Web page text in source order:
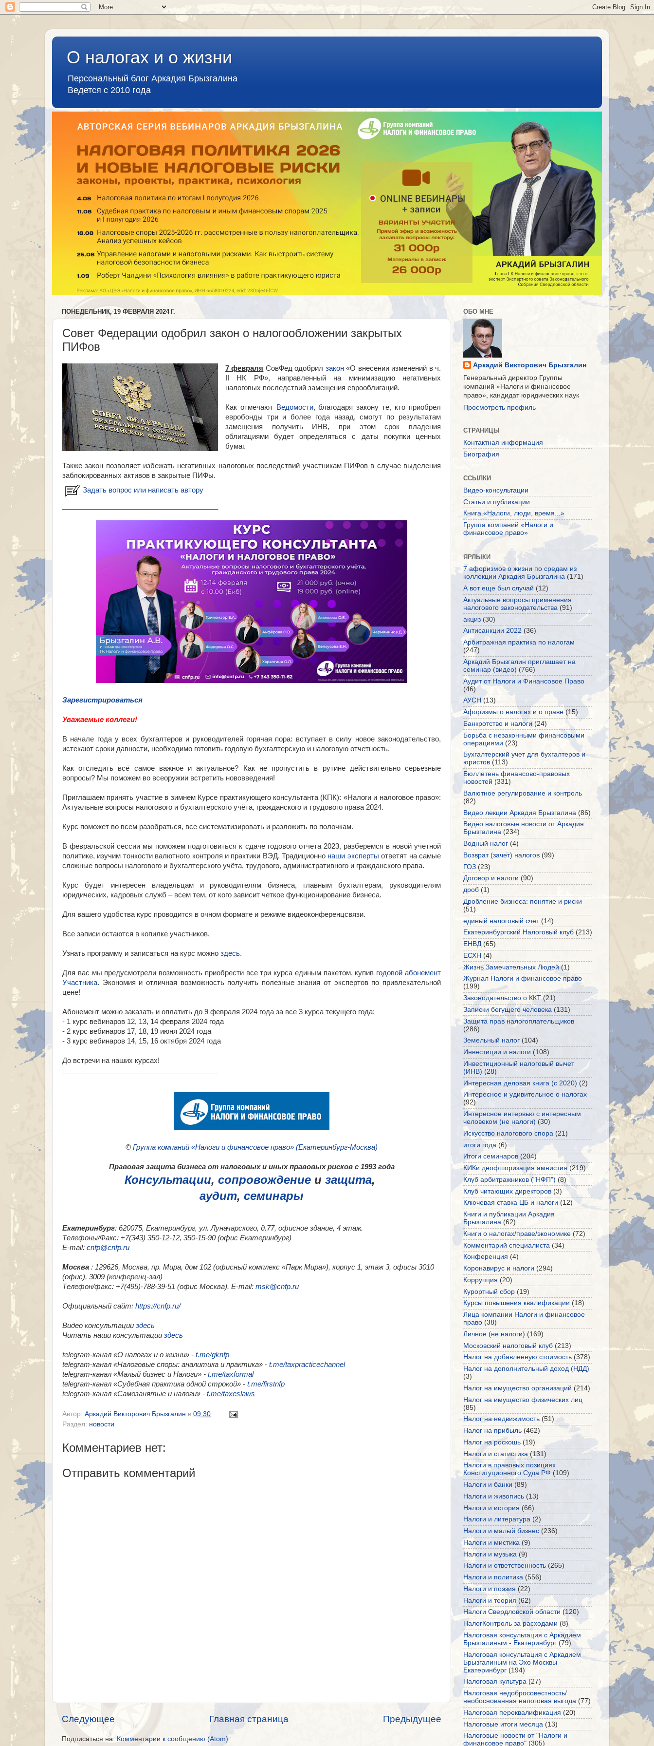
О налогах и о жизни
Персональный блог Аркадия Брызгалина
Ведется с 2010 года
ПОНЕДЕЛЬНИК, 19 ФЕВРАЛЯ 2024 Г.
Совет Федерации одобрил закон о налогообложении закрытых
ПИФов
7 февраля СовФед одобрил закон«О внесении изменений в ч.
II НК РФ», направленный на минимизацию негативных
налоговых последствий замещения еврооблигаций.
Как отмечают Ведомости, благодаря закону те, кто приобрел
евробонды три и более года назад, смогут по результатам
замещения получить ИНВ, при этом срок владения
облигациями будет определяться с даты покупки ценных
бумаг.
Также закон позволяет избежать негативных налоговых последствий участникам ПИФов в случае выделения
заблокированных активов в закрытые ПИФы.
Задать вопрос или написать автору
Зарегистрироваться
Уважаемые коллеги!
В начале года у всех бухгалтеров и руководителей горячая пора: вступает в силу новое законодательство,
истекают сроки давности, необходимо готовить годовую бухгалтерскую и налоговую отчетность.
Как отследить всё самое важное и актуальное? Как не пропустить в рутине действительно серьезные
вопросы? Мы поможем во всеоружии встретить нововведения!
Приглашаем принять участие в зимнем Курсе практикующего консультанта (КПК): «Налоги и налоговое право»:
Актуальные вопросы налогового и бухгалтерского учёта, гражданского и трудового права 2024.
Курс поможет во всем разобраться, все систематизировать и разложить по полочкам.
В февральской сессии мы поможем подготовиться к сдаче годового отчета 2023, разберемся в новой учетной
политике, изучим тонкости валютного контроля и практики ВЭД. Традиционно наши эксперты ответят на самые
сложные вопросы налогового и бухгалтерского учёта, трудового, административного и гражданского права.
Курс будет интересен владельцам и руководителям бизнеса, главным бухгалтерам, руководителям
юридических, кадровых служб – всем тем, от кого зависит четкое функционирование бизнеса.
Для вашего удобства курс проводится в очном формате и режиме видеоконференцсвязи.
Все записи остаются в копилке участников.
Узнать программу и записаться на курс можно здесь.
Для вас мы предусмотрели возможность приобрести все три курса единым пакетом, купив годовой абонемент
Участника. Экономия и отличная возможность получить полезные знания от экспертов по привлекательной
цене!
Абонемент можно заказать и оплатить до 9 февраля 2024 года за все 3 курса текущего года:
- 1 курс вебинаров 12, 13, 14 февраля 2024 года
- 2 курс вебинаров 17, 18, 19 июня 2024 года
- 3 курс вебинаров 14, 15, 16 октября 2024 года
До встречи на наших курсах!
© Группа компаний «Налоги и финансовое право» (Екатеринбург-Москва)
Правовая защита бизнеса от налоговых и иных правовых рисков с 1993 года
Консультации, сопровождение и защита,
аудит, семинары
Екатеринбург: 620075, Екатеринбург, ул. Луначарского, д.77, офисное здание, 4 этаж.
Телефоны/Факс: +7(343) 350-12-12, 350-15-90 (офис Екатеринбург)
E-mail: cnfp@cnfp.ru
Москва : 129626, Москва, пр. Мира, дом 102 (офисный комплекс «Парк Мира»), корпус 1, этаж 3, офисы 3010
(офис), 3009 (конференц-зал)
Телефон/факс: +7(495)-788-39-51 (офис Москва). E-mail: msk@cnfp.ru
Официальный сайт: https://cnfp.ru/
Видео консультации здесь
Читать наши консультации здесь
telegram-канал «О налогах и о жизни» - t.me/gknfp
telegram-канал «Налоговые споры: аналитика и практика» - t.me/taxpracticechannel
telegram-канал «Малый бизнес и Налоги» - t.me/taxformal
telegram-канал «​Судебная практика одной строкой» - t.me/firstnfp
telegram-канал «​Самозанятые и налоги» - t.me/taxeslaws
Автор: Аркадий Викторович Брызгалин в 09:30
Раздел: новости
Комментариев нет:
Отправить комментарий
Следующее Предыдущее
Главная страница
Подписаться на: Комментарии к сообщению (Atom)
ОБО МНЕ
Аркадий Викторович Брызгалин
Генеральный директор Группы
компаний «Налоги и финансовое
право», кандидат юридических наук
Просмотреть профиль
СТРАНИЦЫ
Контактная информация
Биография
ССЫЛКИ
Видео-консультации
Статьи и публикации
Книга «Налоги, люди, время...»
Группа компаний «Налоги и
финансовое право»
ЯРЛЫКИ
7 афоризмов о жизни по средам из
коллекции Аркадия Брызгалина (171)
А вот еще был случай (12)
Актуальные вопросы применения
налогового законодательства (91)
акциз (30)
Антисанкции 2022 (36)
Арбитражная практика по налогам
(247)
Аркадий Брызгалин приглашает на
семинар (видео) (766)
Аудит от Налоги и Финансовое Право
(46)
АУСН (13)
Афоризмы о налогах и о праве (15)
Банкротство и налоги (24)
Борьба с незаконными финансовыми
операциями (23)
Бухгалтерский учет для бухгалтеров и
юристов (113)
Бюллетень финансово-правовых
новостей (331)
Валютное регулирование и контроль
(82)
Видео лекции Аркадия Брызгалина (86)
Видео налоговые новости от Аркадия
Брызгалина (234)
Водный налог (4)
Возврат (зачет) налогов (99)
ГОЗ (23)
Договор и налоги (90)
дроб (1)
Дробление бизнеса: понятие и риски
(51)
единый налоговый счет (14)
Екатеринбургский Налоговый клуб (213)
ЕНВД (65)
ЕСХН (4)
Жизнь Замечательных Людей (1)
Журнал Налоги и финансовое право
(199)
Законодательство о ККТ (21)
Записки бегущего человека (131)
Защита прав налогоплательщиков
(286)
Земельный налог (104)
Инвестиции и налоги (108)
Инвестиционный налоговый вычет
(ИНВ) (28)
Интересная деловая книга (с 2020) (2)
Интересное и удивительное о налогах
(92)
Интересное интервью с интересным
человеком (не налоги) (30)
Искусство налогового спора (21)
итоги года (6)
Итоги семинаров (204)
КИКи деофшоризация амнистия (219)
Клуб арбитражников ("НФП") (8)
Клуб читающих директоров (3)
Ключевая ставка ЦБ и налоги (12)
Книги и публикации Аркадия
Брызгалина (62)
Книги о налогах/праве/экономике (72)
Комментарий специалиста (34)
Конференция (4)
Коронавирус и налоги (294)
Коррупция (20)
Курортный сбор (19)
Курсы повышения квалификации (18)
Лица компании Налоги и финансовое
право (38)
Личное (не налоги) (169)
Московский налоговый клуб (213)
Налог на добавленную стоимость (378)
Налог на дополнительный доход (НДД)
(3)
Налог на имущество организаций (214)
Налог на имущество физических лиц
(85)
Налог на недвижимость (51)
Налог на прибыль (462)
Налог на роскошь (19)
Налоги и статистика (131)
Налоги в правовых позициях
Конституционного Суда РФ (109)
Налоги и банки (89)
Налоги и живопись (13)
Налоги и история (66)
Налоги и литература (2)
Налоги и малый бизнес (236)
Налоги и мистика (9)
Налоги и музыка (9)
Налоги и ответственность (265)
Налоги и политика (556)
Налоги и поэзия (22)
Налоги и теория (62)
Налоги Свердловской области (120)
НалогКонтроль за расходами (8)
Налоговая консультация с Аркадием
Брызгалиным - Екатеринбург (79)
Налоговая консультация с Аркадием
Брызгалиным на Эхо Москвы -
Екатеринбург (194)
Налоговая культура (27)
Налоговая недобросовестность/
необоснованная налоговая выгода (77)
Налоговая переквалификация (20)
Налоговые итоги месяца (13)
Налоговые новости от "Налоги и
финансовое право" (305)